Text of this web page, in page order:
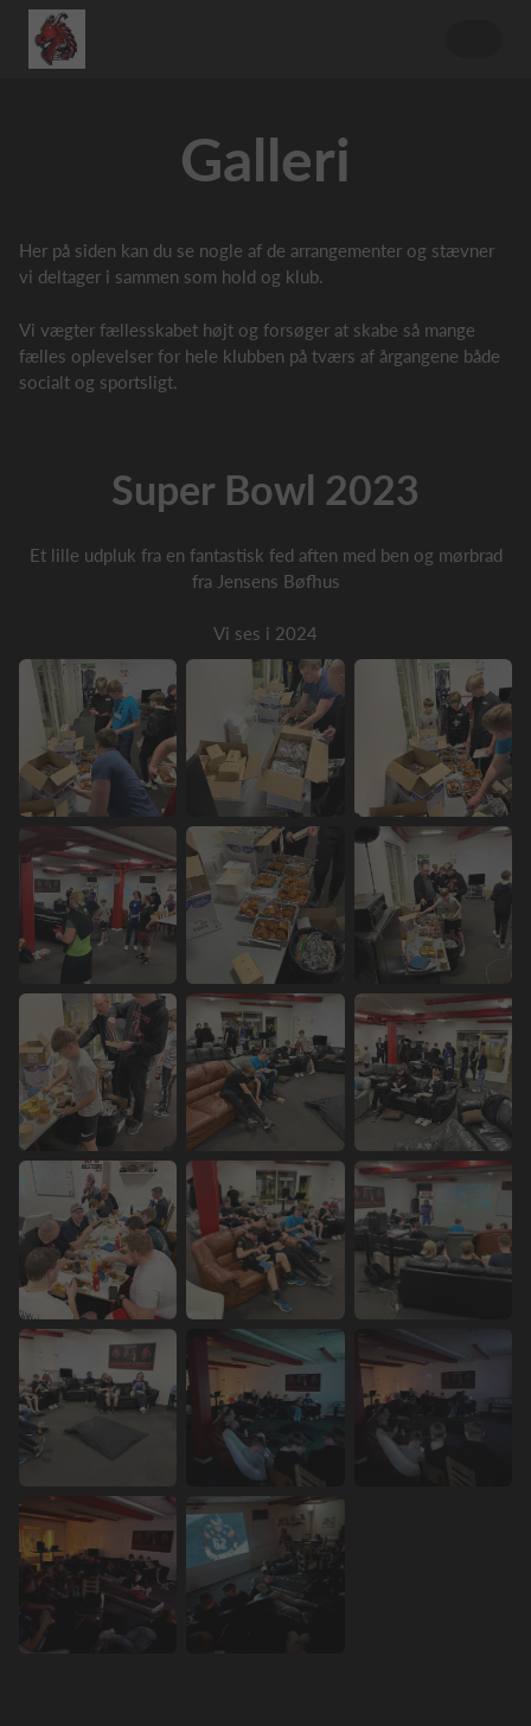
Galleri
Her på siden kan du se nogle af de arrangementer og stævner
vi deltager i sammen som hold og klub.
Vi vægter fællesskabet højt og forsøger at skabe så mange
fælles oplevelser for hele klubben på tværs af årgangene både
socialt og sportsligt.
Super Bowl 2023
Et lille udpluk fra en fantastisk fed aften med ben og mørbrad
fra Jensens Bøfhus
Vi ses i 2024